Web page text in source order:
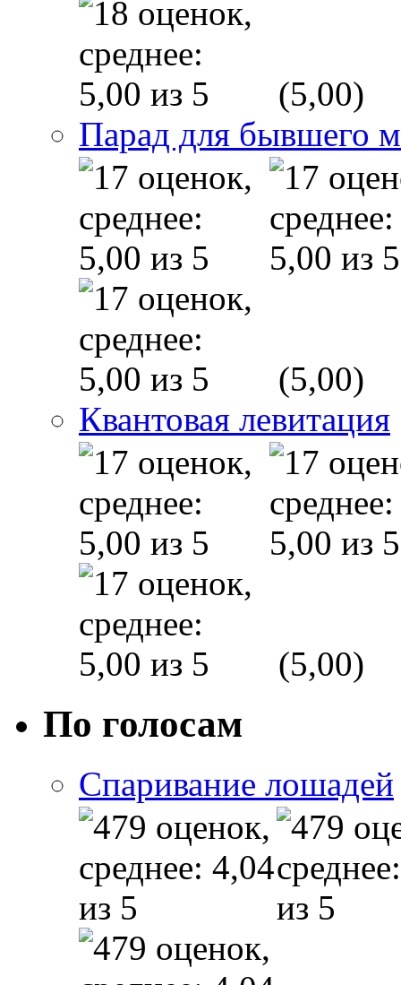
(5,00)
Парад для бывшего
(5,00)
Квантовая левитация
(5,00)
По голосам
Спаривание лошадей